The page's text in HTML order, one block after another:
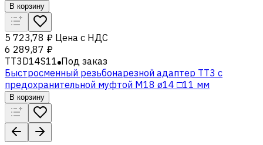
В корзину
5 723,78 ₽ Цена с НДС
6 289,87 ₽
TT3D14S11 Под заказ
Быстросменный резьбонарезной адаптер TT3 с
предохранительной муфтой M18 ø14 □11 мм
В корзину